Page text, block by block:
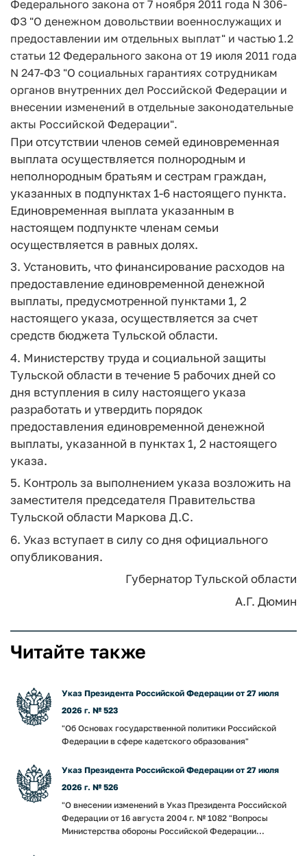
Федерального закона от 7 ноября 2011 года N 306-
ФЗ "О денежном довольствии военнослужащих и
предоставлении им отдельных выплат" и частью 1.2
статьи 12 Федерального закона от 19 июля 2011 года
N 247-ФЗ "О социальных гарантиях сотрудникам
органов внутренних дел Российской Федерации и
внесении изменений в отдельные законодательные
акты Российской Федерации".
При отсутствии членов семей единовременная
выплата осуществляется полнородным и
неполнородным братьям и сестрам граждан,
указанных в подпунктах 1-6 настоящего пункта.
Единовременная выплата указанным в
настоящем подпункте членам семьи
осуществляется в равных долях.
3. Установить, что финансирование расходов на
предоставление единовременной денежной
выплаты, предусмотренной пунктами 1, 2
настоящего указа, осуществляется за счет
средств бюджета Тульской области.
4. Министерству труда и социальной защиты
Тульской области в течение 5 рабочих дней со
дня вступления в силу настоящего указа
разработать и утвердить порядок
предоставления единовременной денежной
выплаты, указанной в пунктах 1, 2 настоящего
указа.
5. Контроль за выполнением указа возложить на
заместителя председателя Правительства
Тульской области Маркова Д.С.
6. Указ вступает в силу со дня официального
опубликования.
Губернатор Тульской области
А.Г. Дюмин
Читайте также
Указ Президента Российской Федерации от 27 июля
2026 г. № 523
"Об Основах государственной политики Российской
Федерации в сфере кадетского образования"
Указ Президента Российской Федерации от 27 июля
2026 г. № 526
"О внесении изменений в Указ Президента Российской
Федерации от 16 августа 2004 г. № 1082 "Вопросы
Министерства обороны Российской Федерации...